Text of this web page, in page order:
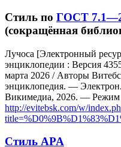
Стиль по ГОСТ
(сокращённая
Лучоса [Электронный
энциклопедии : Версия
марта 2026 / Авторы
энциклопедия. —
Викимедиа, 2026. — Режим
http://evitebsk.com/w/
Стиль APA